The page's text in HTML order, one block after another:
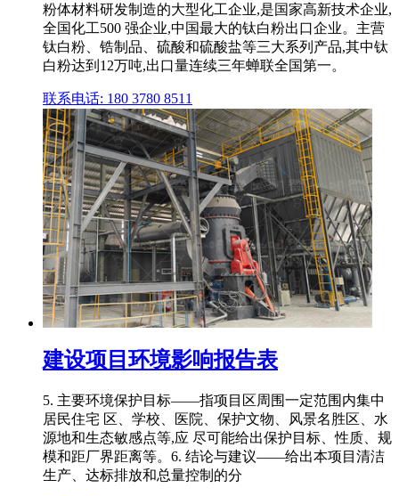
粉体材料研发制造的大型化工企业,是国家高新技术企业,
全国化工500 强企业,中国最大的钛白粉出口企业。主营
钛白粉、锆制品、硫酸和硫酸盐等三大系列产品,其中钛
白粉达到12万吨,出口量连续三年蝉联全国第一。
联系电话: 180 3780 8511
建设项目环境影响报告表
5. 主要环境保护目标——指项目区周围一定范围内集中
居民住宅 区、学校、医院、保护文物、风景名胜区、水
源地和生态敏感点等,应 尽可能给出保护目标、性质、规
模和距厂界距离等。6. 结论与建议——给出本项目清洁
生产、达标排放和总量控制的分